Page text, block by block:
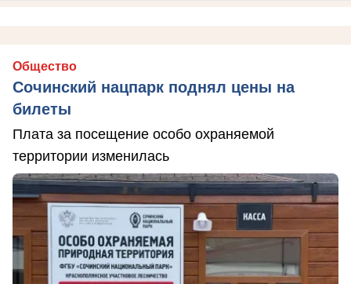
Общество
Сочинский нацпарк поднял цены на
билеты
Плата за посещение особо охраняемой
территории изменилась